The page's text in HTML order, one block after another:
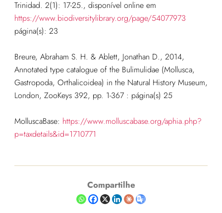
Trinidad. 2(1): 17-25., disponível online em
https://www.biodiversitylibrary.org/page/54077973
página(s): 23
Breure, Abraham S. H. & Ablett, Jonathan D., 2014,
Annotated type catalogue of the Bulimulidae (Mollusca,
Gastropoda, Orthalicoidea) in the Natural History Museum,
London, ZooKeys 392, pp. 1-367 : página(s) 25
MolluscaBase: https://www.molluscabase.org/aphia.php?
p=taxdetails&id=1710771
Compartilhe